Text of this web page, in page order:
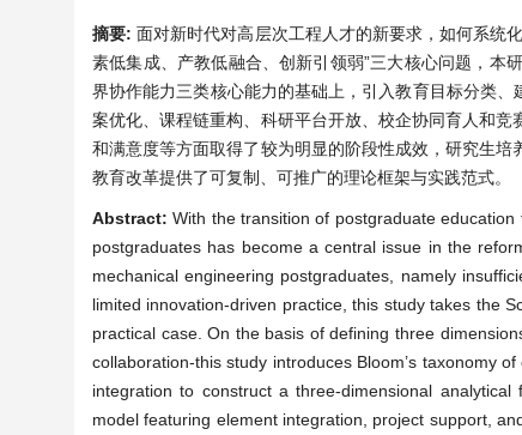
摘要:面对新时代对高层次工程人才的新要求，如何系统
素低集成、产教低融合、创新引领弱”三大核心问题，本
界协作能力三类核心能力的基础上，引入教育目标分类
案优化、课程链重构、科研平台开放、校企协同育人和
和满意度等方面取得了较为明显的阶段性成效，研究生
教育改革提供了可复制、可推广的理论框架与实践范式。
Abstract:With the transition of postgraduate
postgraduates has become a central issue in the
mechanical engineering postgraduates, namely
limited innovation-driven practice, this study takes the
practical case. On the basis of defining three
collaboration-this study introduces Bloom’s taxonomy
integration to construct a three-dimensional
model featuring element integration, project support,